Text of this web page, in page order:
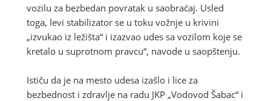
vozilu za bezbedan povratak u saobraćaj. Usled
toga, levi stabilizator se u toku vožnje u krivini
„izvukao iz ležišta“ i izazvao udes sa vozilom koje se
kretalo u suprotnom pravcu“, navode u saopštenju.
Ističu da je na mesto udesa izašlo i lice za
bezbednost i zdravlje na radu JKP „Vodovod Šabac“ i